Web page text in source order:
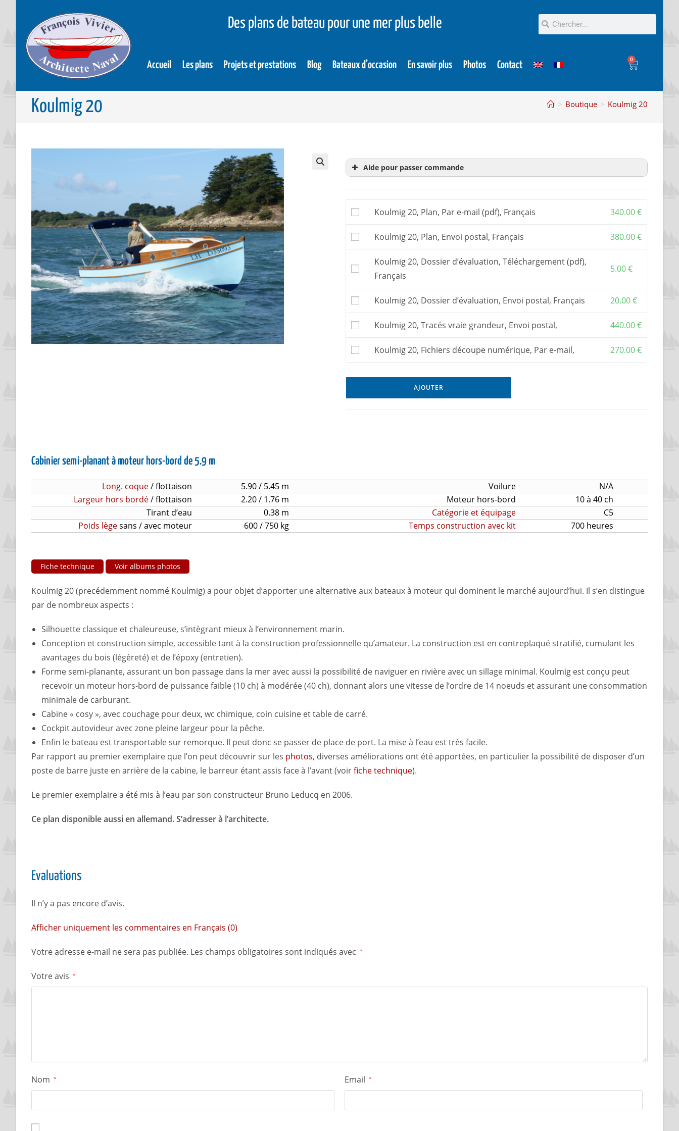
Des plans de bateau pour une mer plus belle
Accueil Les plans Projets et prestations Blog Bateaux d’occasion En savoir plus Photos Contact
0
Koulmig 20 > Boutique > Koulmig 20
Aide pour passer commande
Ledossier de construction, ou plan, est le document de base pour
Ce bateau ne peut être construit qu’avec
un kit de contreplaqué en
Pour commander les tracés, ajouter d’abord le plan dans le panier,
puis revenir à cette page pour ajouter les tracés.
Koulmig 20, Plan, Par e-mail (pdf), Français 340.00€
Koulmig 20, Plan, Envoi postal, Français 380.00€
Koulmig 20, Dossier d’évaluation, Téléchargement (pdf),
Français
5.00€
Koulmig 20, Dossier d’évaluation, Envoi postal, Français 20.00€
Koulmig 20, Tracés vraie grandeur, Envoi postal, 440.00€
Koulmig 20, Fichiers découpe numérique, Par e-mail, 270.00€
AJOUTER
Cabinier semi-planant à moteur hors-bord de 5.9 m
Long. coque/ flottaison 5.90 / 5.45 m Voilure
N/A
Largeur hors bordé/ flottaison 2.20 / 1.76 m Moteur hors-bord
10 à 40 ch
Tirant d’eau
0.38 m Catégorie et équipage
C5
Poids lègesans / avec moteur 600 / 750 kg Temps construction avec kit 700 heures
Fiche technique Voir albums photos
Koulmig 20 (precédemment nommé Koulmig) a pour objet d’apporter une alternative aux bateaux à moteur qui dominent le marché aujourd’hui. Il s’en distingue
par de nombreux aspects :
Silhouette classique et chaleureuse, s’intègrant mieux à l’environnement marin.
Conception et construction simple, accessible tant à la construction professionnelle qu’amateur. La construction est en contreplaqué stratifié, cumulant les
avantages du bois (légèreté) et de l’époxy (entretien).
Forme semi-planante, assurant un bon passage dans la mer avec aussi la possibilité de naviguer en rivière avec un sillage minimal. Koulmig est conçu peut
recevoir un moteur hors-bord de puissance faible (10 ch) à modérée (40 ch), donnant alors une vitesse de l’ordre de 14 noeuds et assurant une consommation
minimale de carburant.
Cabine « cosy », avec couchage pour deux, wc chimique, coin cuisine et table de carré.
Cockpit autovideur avec zone pleine largeur pour la pêche.
Enfin le bateau est transportable sur remorque. Il peut donc se passer de place de port. La mise à l’eau est très facile.
Par rapport au premier exemplaire que l’on peut découvrir sur les photos, diverses améliorations ont été apportées, en particulier la possibilité de disposer d’un
poste de barre juste en arrière de la cabine, le barreur étant assis face à l’avant (voirfiche technique).
Le premier exemplaire a été mis à l’eau par son constructeur Bruno Leducq en 2006.
Ce plan disponible aussi en allemand. S’adresser à l’architecte.
Evaluations
Il n’y a pas encore d’avis.
Afficher uniquement les commentaires en Français (0)
Votre adresse e-mail ne sera pas publiée. Les champs obligatoires sont indiqués avec *
Votre avis *
Nom * Email *